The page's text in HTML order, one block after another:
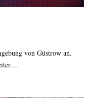
von Güstrow an.